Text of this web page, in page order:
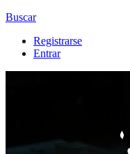
Buscar
Registrarse
Entrar